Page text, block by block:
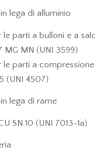
lega di alluminio
le parti a bulloni e a
MG MN (UNI 3599)
le parti a
(UNI 4507)
lega di rame
SN 10 (UNI 7013-1a)